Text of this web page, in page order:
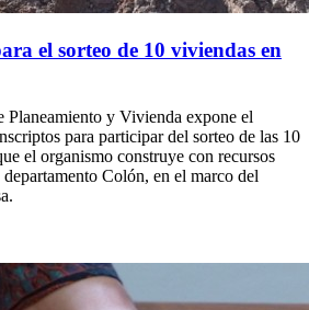
el sorteo de 10 viviendas en
y Vivienda expone el
para participar del sorteo de las 10
el organismo construye con recursos
Colón, en el marco del